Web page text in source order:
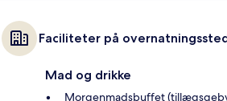
Faciliteter på
Mad og drikke
Morgenmadsbuffet